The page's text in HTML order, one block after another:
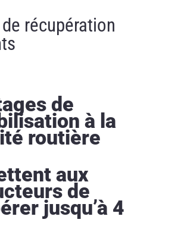
récupération
de
à la
routière
aux
de
jusqu’à 4